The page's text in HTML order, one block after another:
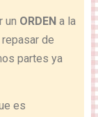
un ORDEN a la
de
partes ya
es